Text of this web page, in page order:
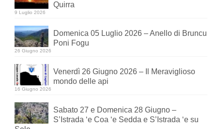
Quirra
9 Luglio 2026
Domenica 05 Luglio 2026 – Anello di Bruncu
Poni Fogu
26 Giugno 2026
Venerdì 26 Giugno 2026 – Il Meraviglioso
mondo delle api
16 Giugno 2026
Sabato 27 e Domenica 28 Giugno –
S’Istrada ‘e Coa ‘e Sedda e S’Istrada ‘e su